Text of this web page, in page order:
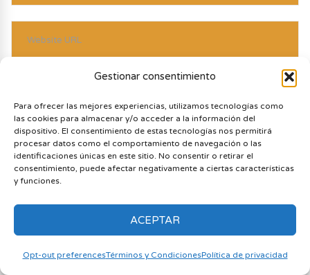
Gestionar consentimiento
Para ofrecer las mejores experiencias, utilizamos tecnologías como
las cookies para almacenar y/o acceder a la información del
dispositivo. El consentimiento de estas tecnologías nos permitirá
procesar datos como el comportamiento de navegación o las
identificaciones únicas en este sitio. No consentir o retirar el
consentimiento, puede afectar negativamente a ciertas características
y funciones.
ACEPTAR
Opt-out preferencesTérminos y CondicionesPolítica de privacidad
SUBMIT
Este sitio usa Akismet para reducir el spam.
Aprende cómo se procesan los datos de tus